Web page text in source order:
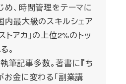
め、時間管理をテーマに
内最大級のスキルシェア
トアカ」の上位2%のトッ
。
筆記事多数。著書に『ち
お金に変わる「副業講